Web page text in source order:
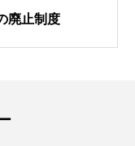
廃止制度